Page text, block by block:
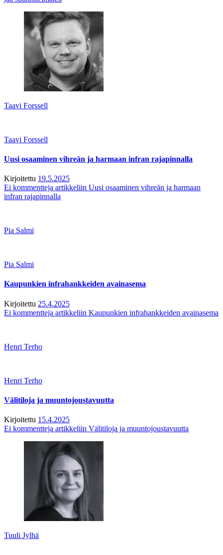
Taavi Forssell
Taavi Forssell
Uusi osaaminen vihreän ja harmaan infran rajapinnalla
Kirjoitettu 19.5.2025
Ei kommentteja artikkeliin Uusi osaaminen vihreän ja harmaan
infran rajapinnalla
Pia Salmi
Pia Salmi
Kaupunkien infrahankkeiden avainasema
Kirjoitettu 25.4.2025
Ei kommentteja artikkeliin Kaupunkien infrahankkeiden avainasema
Henri Terho
Henri Terho
Välitiloja ja muuntojoustavuutta
Kirjoitettu 15.4.2025
Ei kommentteja artikkeliin Välitiloja ja muuntojoustavuutta
Tuuli Jylhä